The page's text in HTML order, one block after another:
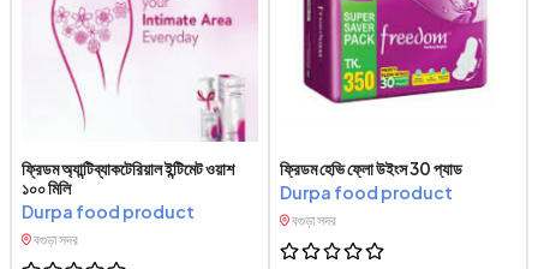
ফ্রিডম অ্যান্টিব্যাকটেরিয়াল ইন্টিমেট ওয়াশ
১০০ মিলি
Durpa food product
বগুড়া সদর
ফ্রিডম হেভি ফ্লো উইংস 30 প্যাড
Durpa food product
বগুড়া সদর